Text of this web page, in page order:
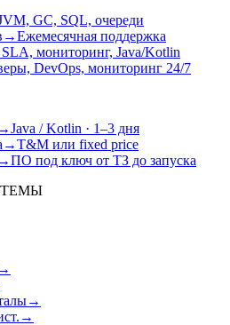
GC, SQL, очереди
→Ежемесячная поддержка
SLA, мониторинг, Java/Kotlin
DevOps, мониторинг 24/7
Java / Kotlin · 1–3 дня
→T&M или fixed price
→ПО под ключ от ТЗ до запуска
→
→
→